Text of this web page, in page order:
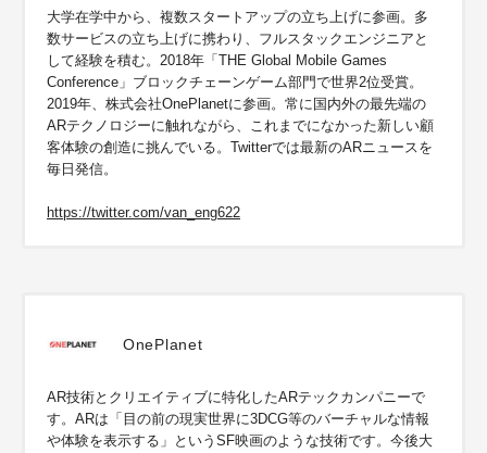
大学在学中から、複数スタートアップの立ち上げに参画。多
数サービスの立ち上げに携わり、フルスタックエンジニアと
して経験を積む。2018年「THE Global Mobile Games
Conference」ブロックチェーンゲーム部門で世界2位受賞。
2019年、株式会社OnePlanetに参画。常に国内外の最先端の
ARテクノロジーに触れながら、これまでになかった新しい顧
客体験の創造に挑んでいる。Twitterでは最新のARニュースを
毎日発信。
https://twitter.com/van_eng622
OnePlanet
AR技術とクリエイティブに特化したARテックカンパニーで
す。ARは「目の前の現実世界に3DCG等のバーチャルな情報
や体験を表示する」というSF映画のような技術です。今後大